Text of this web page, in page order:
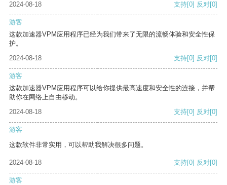
2024-08-18 支持[0] 反对[0]
游客
这款加速器VPM应用程序已经为我们带来了无限的流畅体验和安全性保
护。
2024-08-18
支持[0] 反对[0]
游客
这款加速器VPM应用程序可以给你提供最高速度和安全性的连接，并帮
助你在网络上自由移动。
2024-08-18
支持[0] 反对[0]
游客
这款软件非常实用，可以帮助我解决很多问题。
2024-08-18 支持[0] 反对[0]
游客